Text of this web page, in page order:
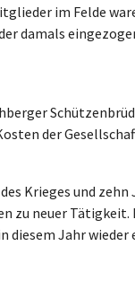
im Felde
damals
der
Krieges und
neuer Tätigkeit.
diesem Jahr wieder